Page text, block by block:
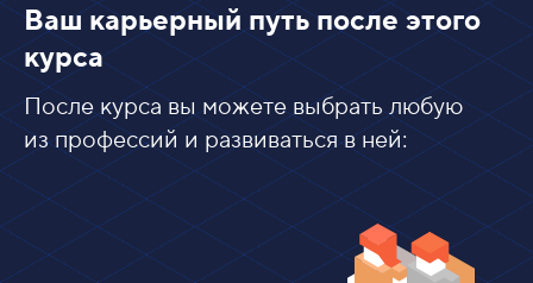
Ваш карьерный путь после этого
курса
После курса вы можете выбрать любую
из профессий и развиваться в ней: